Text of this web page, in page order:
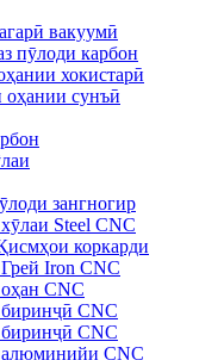
вакуумӣ
пӯлоди карбон
хокистарӣ
оҳании сунъӣ
зангногир
Steel CNC
коркарди
Iron CNC
CNC
CNC
CNC
CNC